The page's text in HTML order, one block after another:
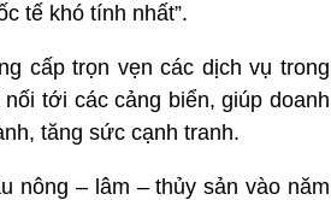
tế khó tính nhất”.
cấp trọn vẹn các dịch vụ trong
tới các cảng biển, giúp doanh
tăng sức cạnh tranh.
nông – lâm – thủy sản vào năm